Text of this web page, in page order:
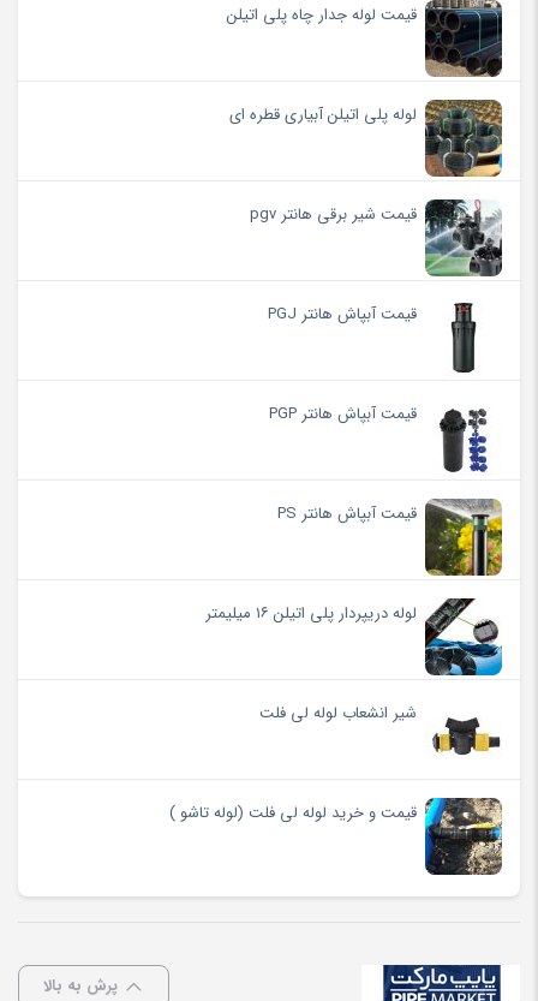
قیمت لوله جدار چاه پلی اتیلن
لوله پلی اتیلن آبیاری قطره ای
قیمت شیر برقی هانتر pgv
قیمت آبپاش هانتر PGJ
قیمت آبپاش هانتر PGP
قیمت آبپاش هانتر PS
لوله دریپردار پلی اتیلن ۱۶ میلیمتر
شیر انشعاب لوله لی فلت
قیمت و خرید لوله لی فلت (لوله تاشو )
پرش به بالا